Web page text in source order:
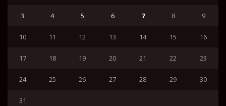
3 4 5 6 7 8 9
10 11 12 13 14 15 16
17 18 19 20 21 22 23
24 25 26 27 28 29 30
31